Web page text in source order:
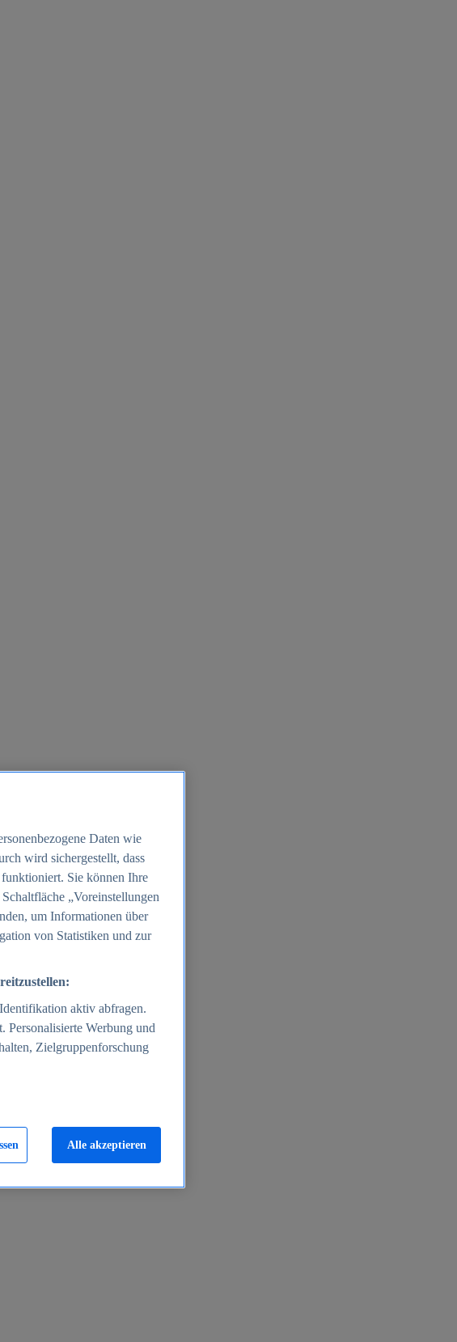
Daten wie
wird sichergestellt, dass
Sie können Ihre
„Voreinstellungen
um Informationen über
von Statistiken und zur
aktiv abfragen.
Personalisierte Werbung und
Zielgruppenforschung
Alle akzeptieren